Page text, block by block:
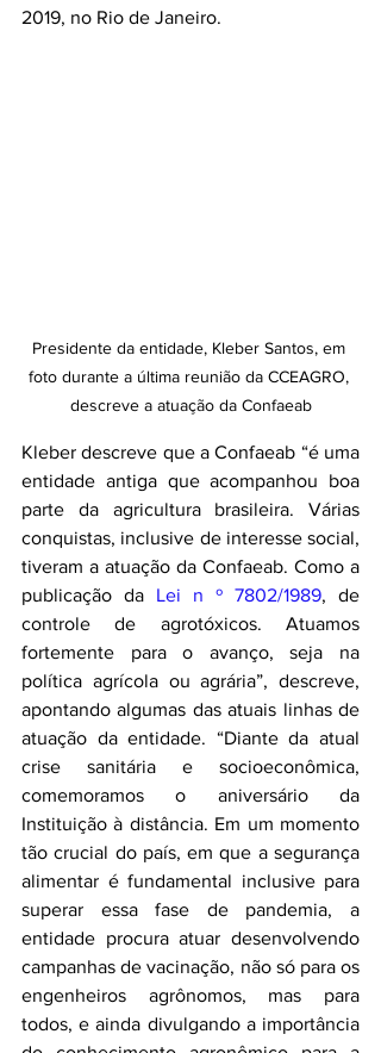
2019, no Rio de Janeiro.
Presidente da entidade, Kleber Santos, em
foto durante a última reunião da CCEAGRO,
descreve a atuação da Confaeab
Kleber descreve que a Confaeab “é uma
entidade antiga que acompanhou boa
parte da agricultura brasileira. Várias
conquistas, inclusive de interesse social,
tiveram a atuação da Confaeab. Como a
publicação da Lei n º 7802/1989, de
controle de agrotóxicos. Atuamos
fortemente para o avanço, seja na
política agrícola ou agrária”, descreve,
apontando algumas das atuais linhas de
atuação da entidade. “Diante da atual
crise sanitária e socioeconômica,
comemoramos o aniversário da
Instituição à distância. Em um momento
tão crucial do país, em que a segurança
alimentar é fundamental inclusive para
superar essa fase de pandemia, a
entidade procura atuar desenvolvendo
campanhas de vacinação, não só para os
engenheiros agrônomos, mas para
todos, e ainda divulgando a importância